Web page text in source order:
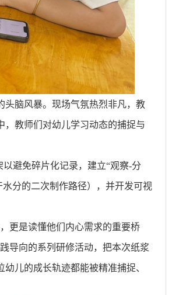
头脑风暴。现场气氛热烈非凡，教
，教师们对幼儿学习动态的捕捉与
避免碎片化记录，建立“观察-分
分的二次制作路径），并开发可视
更是读懂他们内心需求的重要桥
导向的系列研修活动，把本次纸浆
儿的成长轨迹都能被精准捕捉、